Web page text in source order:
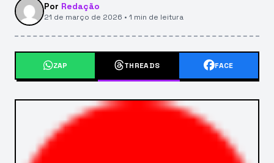
Por Redação
21 de março de 2026 • 1 min de leitura
ZAP THREADS FACE